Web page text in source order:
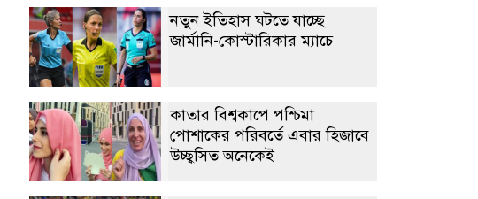
নতুন ইতিহাস ঘটতে যাচ্ছে
জার্মানি-কোস্টারিকার ম্যাচে
কাতার বিশ্বকাপে পশ্চিমা
পোশাকের পরিবর্তে এবার হিজাবে
উচ্ছ্বসিত অনেকেই